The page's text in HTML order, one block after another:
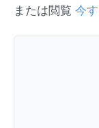
または閲覧 今